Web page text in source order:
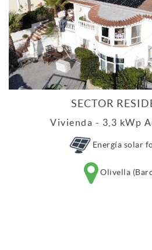
SECTOR
Vivienda - 3,3 kWp
Energía solar
Olivella